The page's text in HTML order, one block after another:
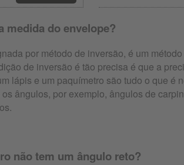
medida do envelope?
por método de inversão, é um
de inversão é tão precisa é que a
lápis e um paquímetro são tudo o que é
ângulos, por exemplo, ângulos de
não tem um ângulo reto?